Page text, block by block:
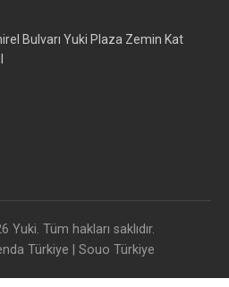
Bulvarı Yuki Plaza Zemin Kat
Yuki. Tüm hakları saklıdır.
Türkiye Souo Türkiye